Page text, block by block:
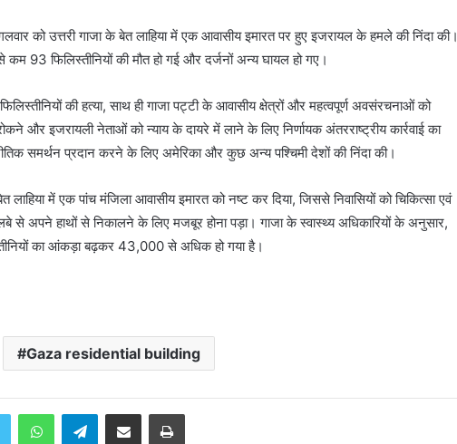
को उत्तरी गाजा के बेत लाहिया में एक आवासीय इमारत पर हुए इजरायल के हमले की निंदा की।
93 फिलिस्तीनियों की मौत हो गई और दर्जनों अन्य घायल हो गए।
फिलिस्तीनियों की हत्या, साथ ही गाजा पट्टी के आवासीय क्षेत्रों और महत्वपूर्ण अवसंरचनाओं को
और इजरायली नेताओं को न्याय के दायरे में लाने के लिए निर्णायक अंतरराष्ट्रीय कार्रवाई का
समर्थन प्रदान करने के लिए अमेरिका और कुछ अन्य पश्चिमी देशों की निंदा की।
लाहिया में एक पांच मंजिला आवासीय इमारत को नष्ट कर दिया, जिससे निवासियों को चिकित्सा एवं
से अपने हाथों से निकालने के लिए मजबूर होना पड़ा। गाजा के स्वास्थ्य अधिकारियों के अनुसार,
का आंकड़ा बढ़कर 43,000 से अधिक हो गया है।
Gaza residential building
WhatsAppTelegramShare via Email Print